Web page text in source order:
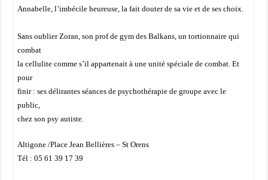
Annabelle, l’imbécile heureuse, la fait douter de sa vie et de ses choix.
Sans oublier Zoran, son prof de gym des Balkans, un tortionnaire qui
combat
la cellulite comme s’il appartenait à une unité spéciale de combat. Et
pour
finir : ses délirantes séances de psychothérapie de groupe avec le
public,
chez son psy autiste.
Altigone /Place Jean Bellières – St Orens
Tél : 05 61 39 17 39